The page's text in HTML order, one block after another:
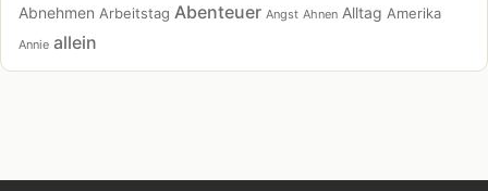
Abnehmen Arbeitstag Abenteuer Angst Ahnen Alltag Amerika
Annie allein